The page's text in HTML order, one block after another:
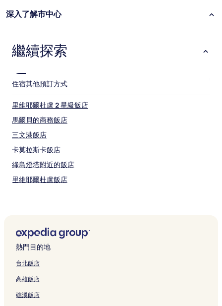
限
深入了解市中心
繼續探索
住宿其他預訂方式
里維耶爾杜盧 2 星級飯店
馬爾貝的商務飯店
三文港飯店
卡莫拉斯卡飯店
綠島燈塔附近的飯店
里維耶爾杜盧飯店
聖約瑟夫迪卡穆拉斯卡飯店
聖丹尼斯洞穴附近的飯店
十字公園附近的飯店
聖昂托南飯店
聖西米恩飯店
熱門目的地
台北飯店
高雄飯店
礁溪飯店